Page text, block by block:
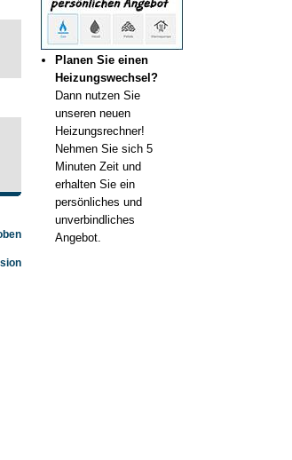
Planen Sie einen
Heizungswechsel?
Dann nutzen Sie
unseren neuen
Heizungsrechner!
Nehmen Sie sich 5
Minuten Zeit und
erhalten Sie ein
persönliches und
unverbindliches
Angebot.